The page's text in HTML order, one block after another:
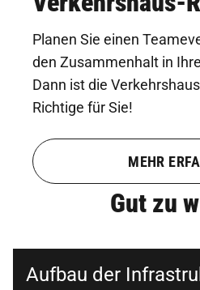
Planen Sie einen
den Zusammenhalt in
Dann ist die
Richtige für Sie!
MEHR
Gut zu
Aufbau der